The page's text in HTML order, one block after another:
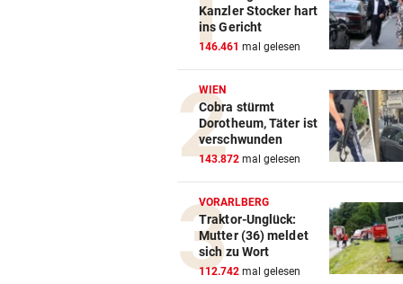
Kanzler Stocker hart
ins Gericht
146.461 mal gelesen
WIEN
Cobra stürmt
Dorotheum, Täter ist
verschwunden
143.872 mal gelesen
VORARLBERG
Traktor-Unglück:
Mutter (36) meldet
sich zu Wort
112.742 mal gelesen